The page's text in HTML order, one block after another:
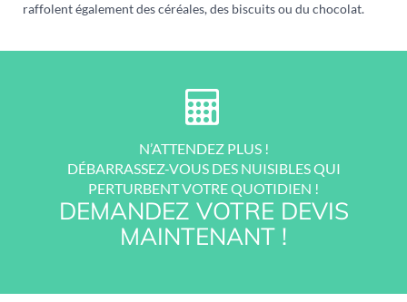
raffolent également des céréales, des biscuits ou du chocolat.
N’ATTENDEZ PLUS !
DÉBARRASSEZ-VOUS DES NUISIBLES QUI
PERTURBENT VOTRE QUOTIDIEN !
DEMANDEZ VOTRE DEVIS
MAINTENANT !